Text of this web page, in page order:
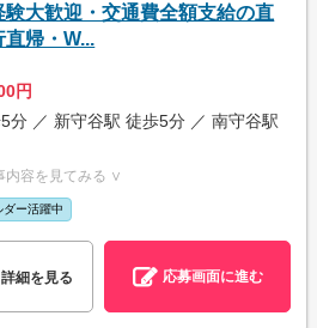
験大歓迎・交通費全額支給の直
直帰・W...
円
分 ／ 新守谷駅 徒歩5分 ／ 南守谷駅
内容を見てみる ∨
ダー活躍中
詳細を見る 応募画面に進む